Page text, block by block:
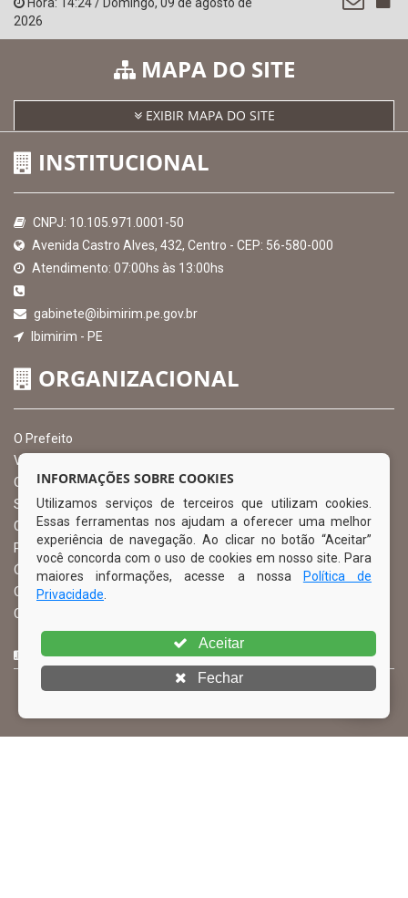
INFORMAÇÕES SOBRE COOKIES
Utilizamos serviços de terceiros que utilizam cookies.
Essas ferramentas nos ajudam a oferecer uma melhor
experiência de navegação. Ao clicar no botão “Aceitar”
você concorda com o uso de cookies em nosso site. Para
maiores informações, acesse a nossa
Política de
Privacidade
Aceitar
Fechar
2026
MAPA DO SITE
EXIBIR MAPA DO SITE
INSTITUCIONAL
CNPJ: 10.105.971.0001-50
Avenida Castro Alves, 432, Centro - CEP: 56-580-000
Atendimento: 07:00hs às 13:00hs
gabinete@ibimirim.pe.gov.br
Ibimirim - PE
ORGANIZACIONAL
O Prefeito
Vice Prefeito
Ouvidoria Municipal
Serviço de Informação ao Cidadão – SIC
Chefe de Gabinete
Procuradoria Geral
Órgão de Controle Interno
Organograma
Comissão Permanente de Licitação – CPL
CURTA NOSSA FAN PAGE